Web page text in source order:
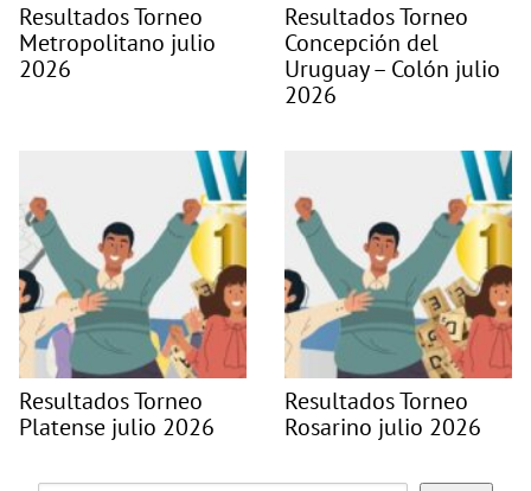
Resultados Torneo
Metropolitano julio
2026
Resultados Torneo
Concepción del
Uruguay – Colón julio
2026
Resultados Torneo
Platense julio 2026
Resultados Torneo
Rosarino julio 2026